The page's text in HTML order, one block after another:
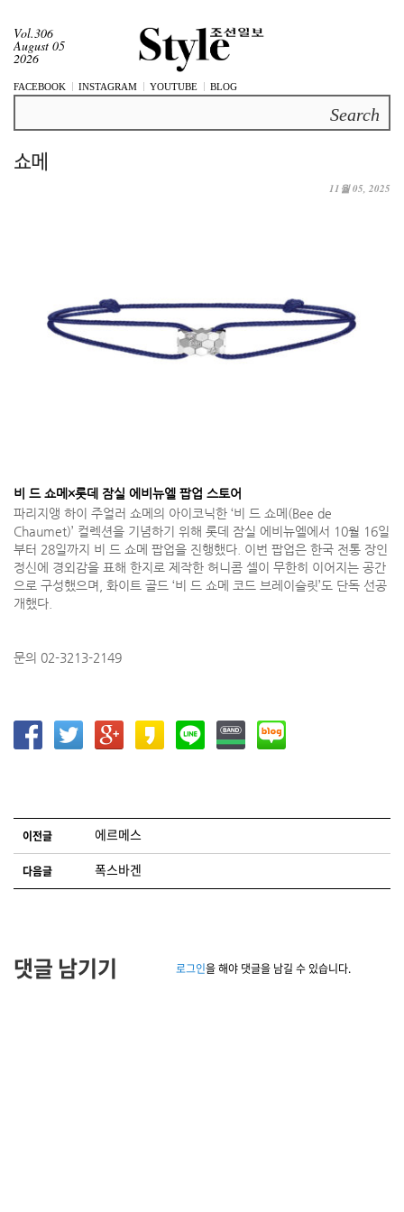
Vol.306
August 05
2026
FACEBOOK INSTAGRAM YOUTUBE BLOG
쇼메
11월 05, 2025
비 드 쇼메×롯데 잠실 에비뉴엘 팝업 스토어
파리지앵 하이 주얼러 쇼메의 아이코닉한 ‘비 드 쇼메(Bee de
Chaumet)’ 컬렉션을 기념하기 위해 롯데 잠실 에비뉴엘에서 10월 16일
부터 28일까지 비 드 쇼메 팝업을 진행했다. 이번 팝업은 한국 전통 장인
정신에 경외감을 표해 한지로 제작한 허니콤 셀이 무한히 이어지는 공간
으로 구성했으며, 화이트 골드 ‘비 드 쇼메 코드 브레이슬릿’도 단독 선공
개했다.
문의 02-3213-2149
글 네비게이션
이전글 에르메스
다음글 폭스바겐
댓글 남기기 로그인을 해야 댓글을 남길 수 있습니다.